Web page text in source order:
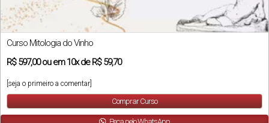
Curso Mitologia do Vinho
R$597,00ou em10xde R$ 59,70
[seja o primeiro a comentar]
Comprar Curso